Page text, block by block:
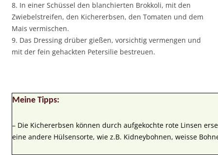
8. In einer Schüssel den blanchierten Brokkoli, mit den
Zwiebelstreifen, den Kichererbsen, den Tomaten und dem
Mais vermischen.
9. Das Dressing drüber gießen, vorsichtig vermengen und
mit der fein gehackten Petersilie bestreuen.
Meine Tipps:
– Die Kichererbsen können durch aufgekochte rote Linsen
eine andere Hülsensorte, wie z.B. Kidneybohnen, weisse